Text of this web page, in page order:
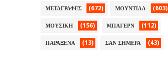
ΜΕΤΑΓΡΑΦΕΣ (672) ΜΟΥΝΤΙΑΛ (603)
ΜΟΥΣΙΚΗ (156) ΜΠΑΓΕΡΝ (112)
ΠΑΡΑΞΕΝΑ (13) ΣΑΝ ΣΗΜΕΡΑ (43)